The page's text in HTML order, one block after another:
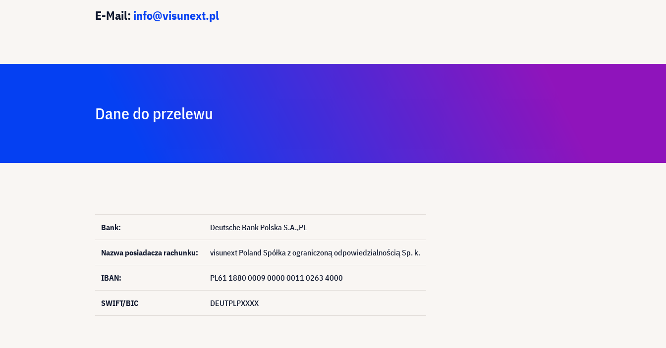
E-Mail: info@visunext.pl
Dane do przelewu
Bank: Deutsche Bank Polska S.A.,PL
Nazwa posiadacza rachunku: visunext Poland Spółka z ograniczoną odpowiedzialnością Sp. k.
IBAN: PL61 1880 0009 0000 0011 0263 4000
SWIFT/BIC DEUTPLPXXXX